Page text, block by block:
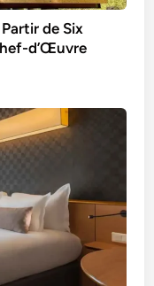
de Six
d’Œuvre